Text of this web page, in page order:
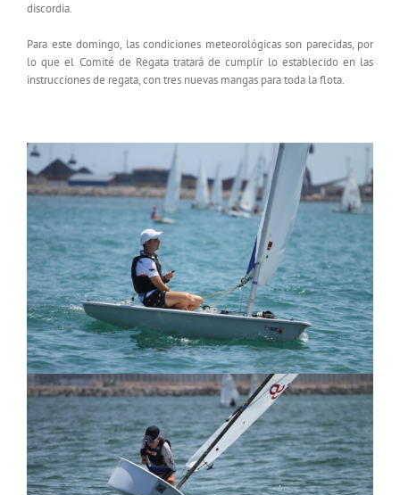
discordia.
Para este domingo, las condiciones meteorológicas son parecidas, por
lo que el Comité de Regata tratará de cumplir lo establecido en las
instrucciones de regata, con tres nuevas mangas para toda la flota.